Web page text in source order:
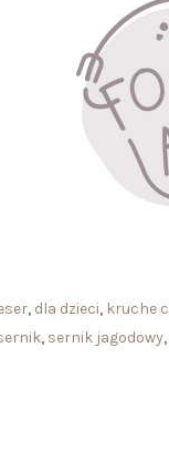
, dla dzieci, kruche
, sernik jagodowy,